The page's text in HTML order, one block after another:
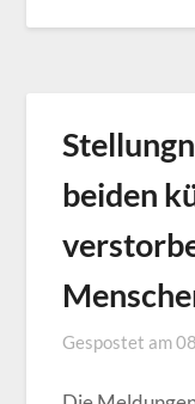
beiden
Gespostet am